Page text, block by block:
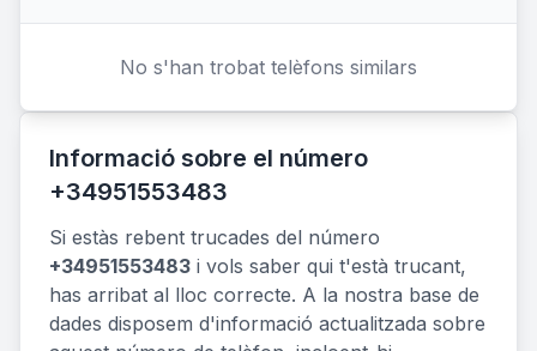
No s'han trobat telèfons similars
Informació sobre el número
+34951553483
Si estàs rebent trucades del número
+34951553483 i vols saber qui t'està trucant,
has arribat al lloc correcte. A la nostra base de
dades disposem d'informació actualitzada sobre